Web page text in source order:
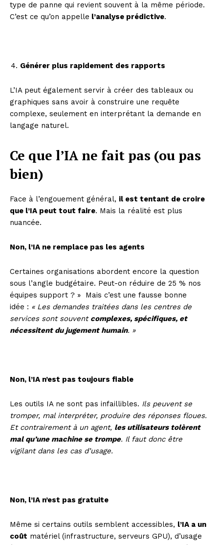
type de panne qui revient souvent à la même période.
C’est ce qu’on appelle l’analyse prédictive.
Générer plus rapidement des rapports
L’IA peut également servir à créer des tableaux ou
graphiques sans avoir à construire une requête
complexe, seulement en interprétant la demande en
langage naturel.
Ce que l’IA ne fait pas (ou pas
bien)
Face à l’engouement général, il est tentant de croire
que l’IA peut tout faire. Mais la réalité est plus
nuancée.
Non, l’IA ne remplace pas les agents
Certaines organisations abordent encore la question
sous l’angle budgétaire. Peut-on réduire de 25 % nos
équipes support ? » Mais c’est une fausse bonne
idée : « Les demandes traitées dans les centres de
services sont souvent complexes, spécifiques, et
nécessitent du jugement humain. »
Non, l’IA n’est pas toujours fiable
Les outils IA ne sont pas infaillibles. Ils peuvent se
tromper, mal interpréter, produire des réponses floues.
Et contrairement à un agent, les utilisateurs tolèrent
mal qu’une machine se trompe. Il faut donc être
vigilant dans les cas d’usage.
Non, l’IA n’est pas gratuite
Même si certains outils semblent accessibles, l’IA a un
coût matériel (infrastructure, serveurs GPU), d’usage